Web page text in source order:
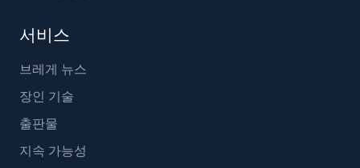
서비스
브레게 뉴스
장인 기술
출판물
지속 가능성